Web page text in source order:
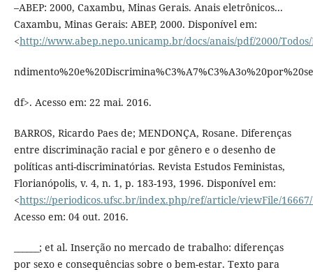
–ABEP: 2000, Caxambu, Minas Gerais. Anais eletrônicos...
Caxambu, Minas Gerais: ABEP, 2000. Disponível em:
<http://www.abep.nepo.unicamp.br/docs/anais/pdf/2000/
df>. Acesso em: 22 mai. 2016.
BARROS, Ricardo Paes de; MENDONÇA, Rosane. Diferenças
entre discriminação racial e por gênero e o desenho de
políticas anti-discriminatórias. Revista Estudos Feministas,
Florianópolis, v. 4, n. 1, p. 183-193, 1996. Disponível em:
<https://periodicos.ufsc.br/index.php/ref/article/viewFile/
Acesso em: 04 out. 2016.
______; et al. Inserção no mercado de trabalho: diferenças
por sexo e consequências sobre o bem-estar. Texto para